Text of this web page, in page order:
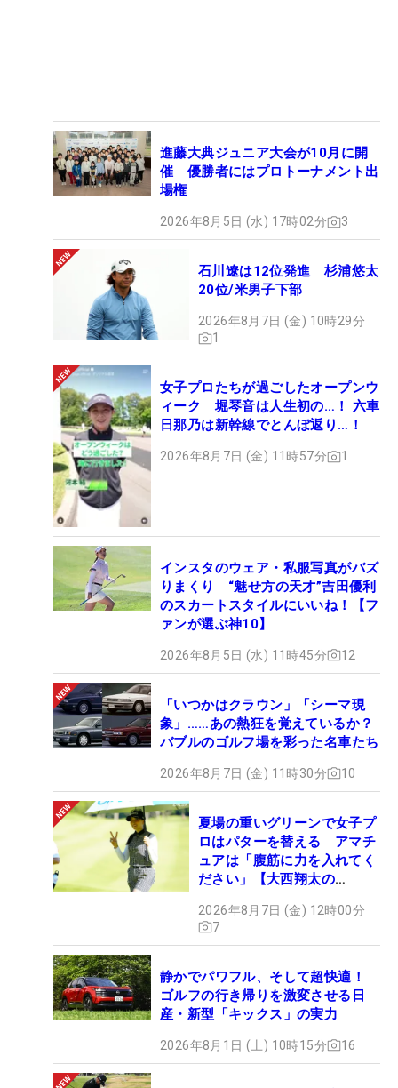
進藤大典ジュニア大会が10月に開
催 優勝者にはプロトーナメント出
場権
2026年8月5日 (水) 17時02分 3
石川遼は12位発進 杉浦悠太
20位/米男子下部
2026年8月7日 (金) 10時29分
1
女子プロたちが過ごしたオープンウ
ィーク 堀琴音は人生初の…！ 六車
日那乃は新幹線でとんぼ返り…！
2026年8月7日 (金) 11時57分 1
インスタのウェア・私服写真がバズ
りまくり “魅せ方の天才”吉田優利
のスカートスタイルにいいね！【フ
ァンが選ぶ神10】
2026年8月5日 (水) 11時45分 12
「いつかはクラウン」「シーマ現
象」……あの熱狂を覚えているか？
バブルのゴルフ場を彩った名車たち
2026年8月7日 (金) 11時30分 10
夏場の重いグリーンで女子プ
ロはパターを替える アマチ
ュアは「腹筋に力を入れてく
ださい」【大西翔太の
2026年8月7日 (金) 12時00分
7
静かでパワフル、そして超快適！
ゴルフの行き帰りを激変させる日
産・新型「キックス」の実力
2026年8月1日 (土) 10時15分 16